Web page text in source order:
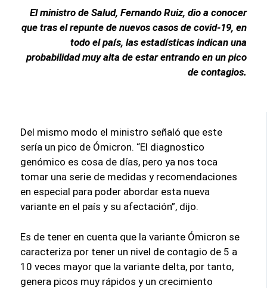
El ministro de Salud, Fernando Ruiz, dio a conocer
que tras el repunte de nuevos casos de covid-19, en
todo el país, las estadísticas indican una
probabilidad muy alta de estar entrando en un pico
de contagios.
Del mismo modo el ministro señaló que este
sería un pico de Ómicron. “El diagnostico
genómico es cosa de días, pero ya nos toca
tomar una serie de medidas y recomendaciones
en especial para poder abordar esta nueva
variante en el país y su afectación”, dijo.
Es de tener en cuenta que la variante Ómicron se
caracteriza por tener un nivel de contagio de 5 a
10 veces mayor que la variante delta, por tanto,
genera picos muy rápidos y un crecimiento